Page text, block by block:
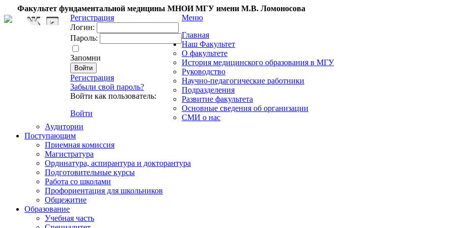
Факультет фундаментальной медицины МНОИ МГУ имени М.В. Ломоносова
Регистрация
Логин:
Пароль:
Запомни
Регистрация
Забыли свой пароль?
Войти как пользователь:
Войти
Меню
Главная
Наш Факультет
О факультете
История медицинского образования в МГУ
Руководство
Научно-педагогические работники
Подразделения
Развитие факультета
Основные сведения об организации
СМИ о нас
Аудитории
Поступающим
Приемная комиссия
Магистратура
Ординатура, аспирантура и докторантура
Подготовительные курсы
Работа со школами
Профориентация для школьников
Общежитие
Образование
Учебная часть